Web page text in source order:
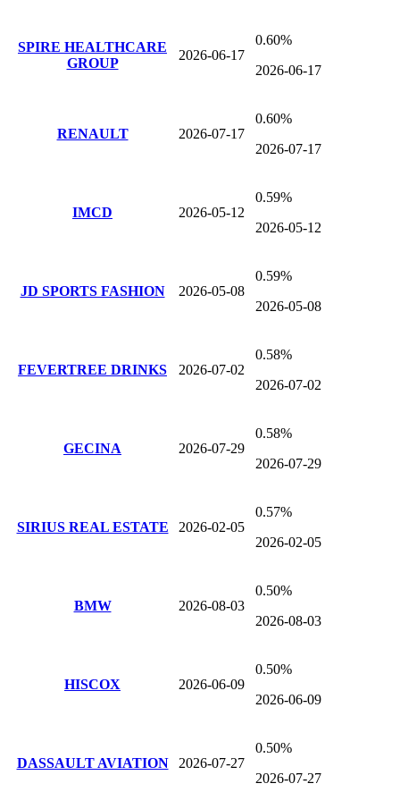
SPIRE HEALTHCARE
GROUP
2026-06-17
0.60%
2026-06-17
RENAULT 2026-07-17
0.60%
2026-07-17
IMCD 2026-05-12
0.59%
2026-05-12
JD SPORTS FASHION 2026-05-08
0.59%
2026-05-08
FEVERTREE DRINKS 2026-07-02
0.58%
2026-07-02
GECINA 2026-07-29
0.58%
2026-07-29
SIRIUS REAL ESTATE 2026-02-05
0.57%
2026-02-05
BMW 2026-08-03
0.50%
2026-08-03
HISCOX 2026-06-09
0.50%
2026-06-09
DASSAULT AVIATION 2026-07-27
0.50%
2026-07-27